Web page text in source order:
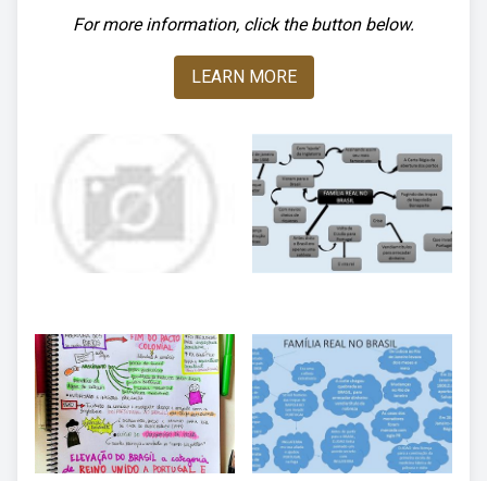
For more information, click the button below.
LEARN MORE